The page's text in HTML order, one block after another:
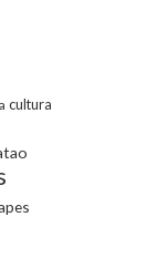
cultura